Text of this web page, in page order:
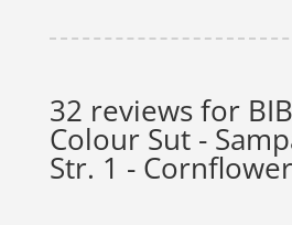
32 reviews for
Colour Sut -
Str. 1 - Cornflower